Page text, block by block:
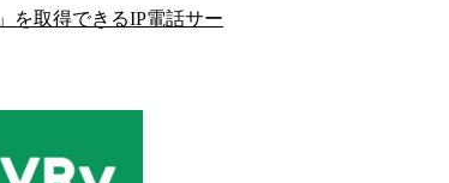
」を取得できるIP電話サー